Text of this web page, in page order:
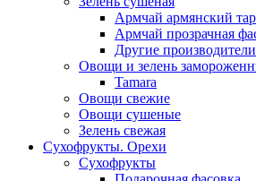
Армчай армянский
Армчай прозрачная
Другие производители
Овощи и зелень
Tamara
Овощи свежие
Овощи сушеные
Зелень свежая
Сухофрукты. Орехи
Сухофрукты